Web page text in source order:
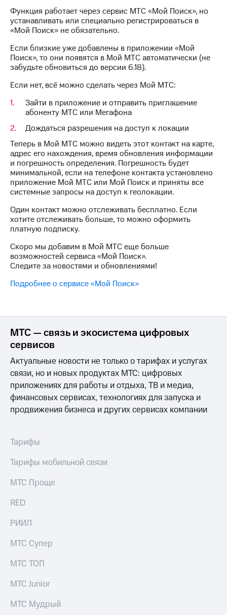
Заказать
SIM-
карту
Оформить
eSIM
карта
иностранцев
Оформить
чистый
номер
Выбрать
красивый
номер
SIM-
карту
на
eSIM
и подписки
МТС
Подписка
интернета,
фильмы,
и многое
другое
Семейная
группа
и услуги,
к геолокации
и родителям
дешевле
при
оплате
МТС
Деньги
Premium
Подписка
на гигабайты
интернета,
фильмы,
музыка
и многое
другое
Семейная
группа
Скидка
на тарифы,
общие
и услуги,
доступ
к геолокации
Сертификаты
Всё
рукой
в Мой МТС
что
полезного
есть
в нашем
приложении
Музыка
КИОН
Мой
МТС
Все
приложения
Инвестиции
Функция работает через сервис МТС «Мой Поиск», но
устанавливать или специально регистрироваться в
«Мой Поиск» не обязательно.
Если близкие уже добавлены в приложении «Мой
Поиск», то они появятся в Мой МТС автоматически (не
забудьте обновиться до версии 6.18).
Если нет, всё можно сделать через Мой МТС:
Зайти в приложение и отправить приглашение
абоненту МТС или Мегафона
Дождаться разрешения на доступ к локации
Теперь в Мой МТС можно видеть этот контакт на карте,
адрес его нахождения, время обновления информации
и погрешность определения. Погрешность будет
минимальной, если на телефоне контакта установлено
приложение Мой МТС или Мой Поиск и приняты все
системные запросы на доступ к геолокации.
Один контакт можно отслеживать бесплатно. Если
хотите отслеживать больше, то можно оформить
платную подписку.
Скоро мы добавим в Мой МТС еще больше
возможностей сервиса «Мой Поиск».
Следите за новостями и обновлениями!
Подробнее о сервисе «Мой Поиск»
МТС — связь и экосистема цифровых
сервисов
Актуальные новости не только о тарифах и услугах
связи, но и новых продуктах МТС: цифровых
приложениях для работы и отдыха, ТВ и медиа,
финансовых сервисах, технологиях для запуска и
продвижения бизнеса и других сервисах компании
Тарифы
Тарифы мобильной связи
МТС Проще
RED
РИИЛ
МТС Супер
МТС ТОП
МТС Junior
МТС Мудрый